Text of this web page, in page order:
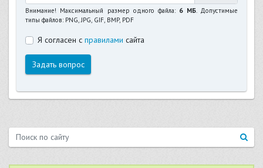
Внимание! Максимальный размер одного файла: 6 МБ. Допустимые
типы файлов: PNG, JPG, GIF, BMP, PDF
Я согласен справилами сайта
Задать вопрос